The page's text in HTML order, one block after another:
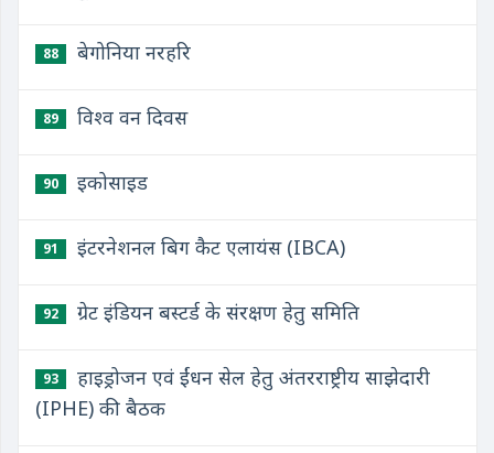
88 बेगोनिया नरहरि
89 विश्व वन दिवस
90 इकोसाइड
91 इंटरनेशनल बिग कैट एलायंस (IBCA)
92 ग्रेट इंडियन बस्टर्ड के संरक्षण हेतु समिति
93
हाइड्रोजन एवं ईंधन सेल हेतु अंतरराष्ट्रीय साझेदारी
(IPHE) की बैठक